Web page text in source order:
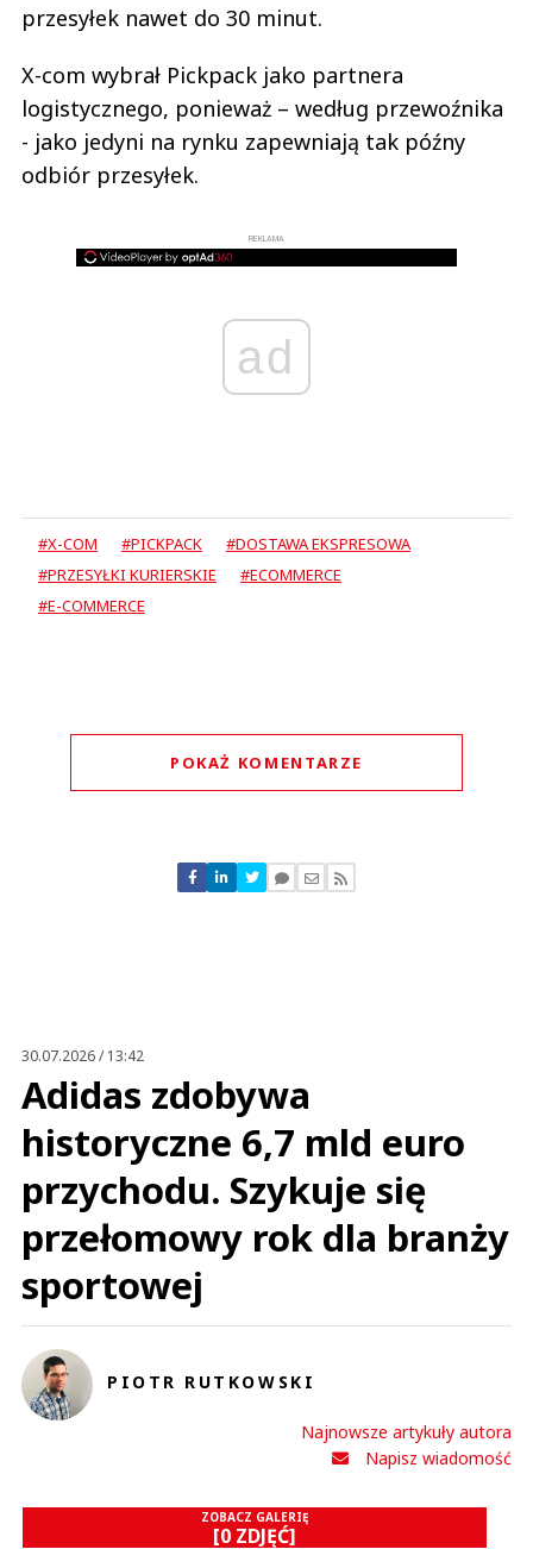
przesyłek nawet do 30 minut.
X-com wybrał Pickpack jako partnera
logistycznego, ponieważ – według przewoźnika
- jako jedyni na rynku zapewniają tak późny
odbiór przesyłek.
REKLAMA
ad
#X-COM #PICKPACK
#DOSTAWA EKSPRESOWA
#PRZESYŁKI KURIERSKIE
#ECOMMERCE
#E-COMMERCE
POKAŻ KOMENTARZE
Nie znaleziono komentarzy
Zostaw swoje komentarze
30.07.2026 / 13:42
Adidas zdobywa
historyczne 6,7 mld euro
przychodu. Szykuje się
przełomowy rok dla branży
sportowej
PIOTR RUTKOWSKI
Najnowsze artykuły autora
Napisz wiadomość
ZOBACZ GALERIĘ
[0 ZDJĘĆ]